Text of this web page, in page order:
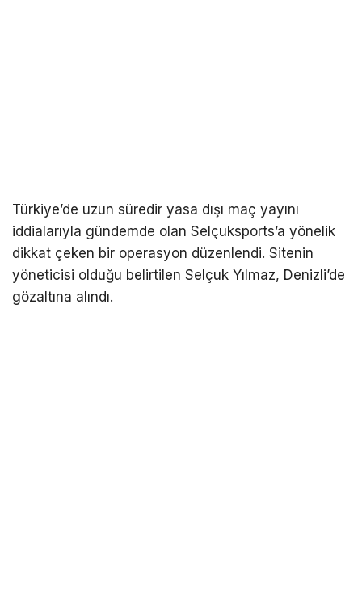
Türkiye’de uzun süredir yasa dışı maç yayını
iddialarıyla gündemde olan Selçuksports’a yönelik
dikkat çeken bir operasyon düzenlendi. Sitenin
yöneticisi olduğu belirtilen Selçuk Yılmaz, Denizli’de
gözaltına alındı.